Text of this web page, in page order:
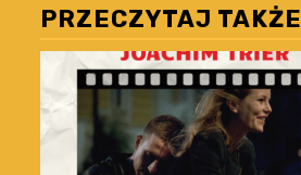
PRZECZYTAJ TAKŻE